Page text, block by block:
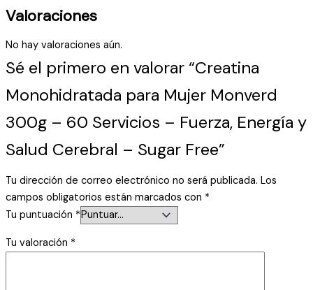
Valoraciones
No hay valoraciones aún.
Sé el primero en valorar “Creatina
Monohidratada para Mujer Monverd
300g – 60 Servicios – Fuerza, Energía y
Salud Cerebral – Sugar Free”
Tu dirección de correo electrónico no será publicada. Los
campos obligatorios están marcados con *
Tu puntuación *
Tu valoración *